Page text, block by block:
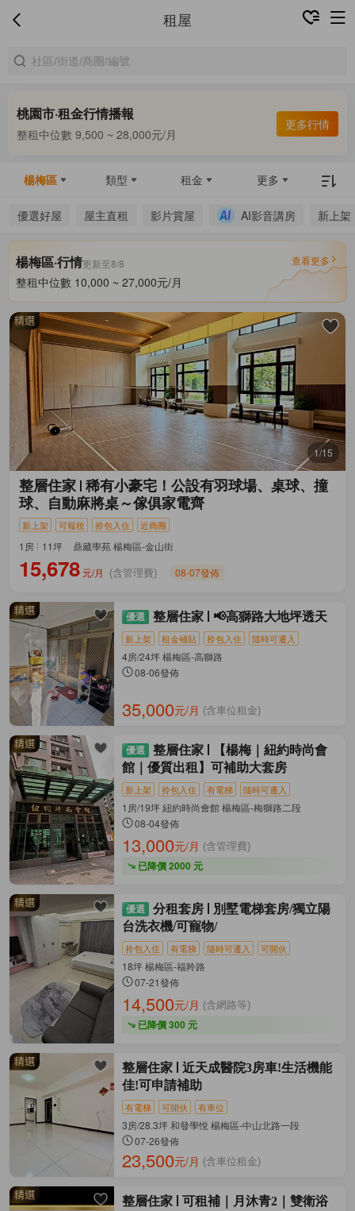
租屋
桃園市·租金行情播報
合租中位數 7,000 ~ 8,300元/月
整租中位數 9,500 ~ 28,000元/月
更多行情
楊梅區 類型 租金 更多
優選好屋 屋主直租 影片賞屋 AI影音講房 新上架
楊梅區·行情更新至8/8 查看更多
整租中位數 10,000 ~ 27,000元/月
1/15
整層住家 稀有小豪宅！公設有羽球場、桌球、撞
球、自動麻將桌～傢俱家電齊
新上架 可報稅 拎包入住 近商圈
1房 11坪 鼎藏學苑 楊梅區-金山街
15,678 元/月 (含管理費) 08-07發佈
整層住家 📢高獅路大地坪透天
新上架 租金補貼 拎包入住 隨時可遷入
4房/24坪 楊梅區-高獅路
08-06發佈
35,000元/月 (含車位租金)
整層住家
【楊梅｜紐約時尚會
館｜優質出租】可補助大套房
新上架 拎包入住 有電梯 隨時可遷入
1房/19坪 紐約時尚會館 楊梅區-梅獅路二段
08-04發佈
13,000元/月 (含管理費)
已降價 2000 元
分租套房
別墅電梯套房/獨立陽
台洗衣機/可寵物/
拎包入住 有電梯 隨時可遷入 可開伙
18坪 楊梅區-福羚路
07-21發佈
14,500元/月 (含網路等)
已降價 300 元
整層住家
近天成醫院3房車!生活機能
佳!可申請補助
有電梯 可開伙 有車位
3房/28.3坪 和發學悅 楊梅區-中山北路一段
07-26發佈
23,500元/月 (含車位租金)
整層住家
可租補｜月沐青2｜雙衛浴